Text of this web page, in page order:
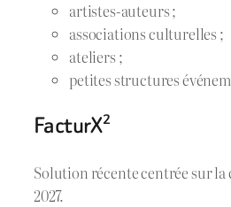
artistes-auteurs ;
associations culturelles ;
ateliers ;
petites structures
FacturX²
Solution récente centrée sur
2027.